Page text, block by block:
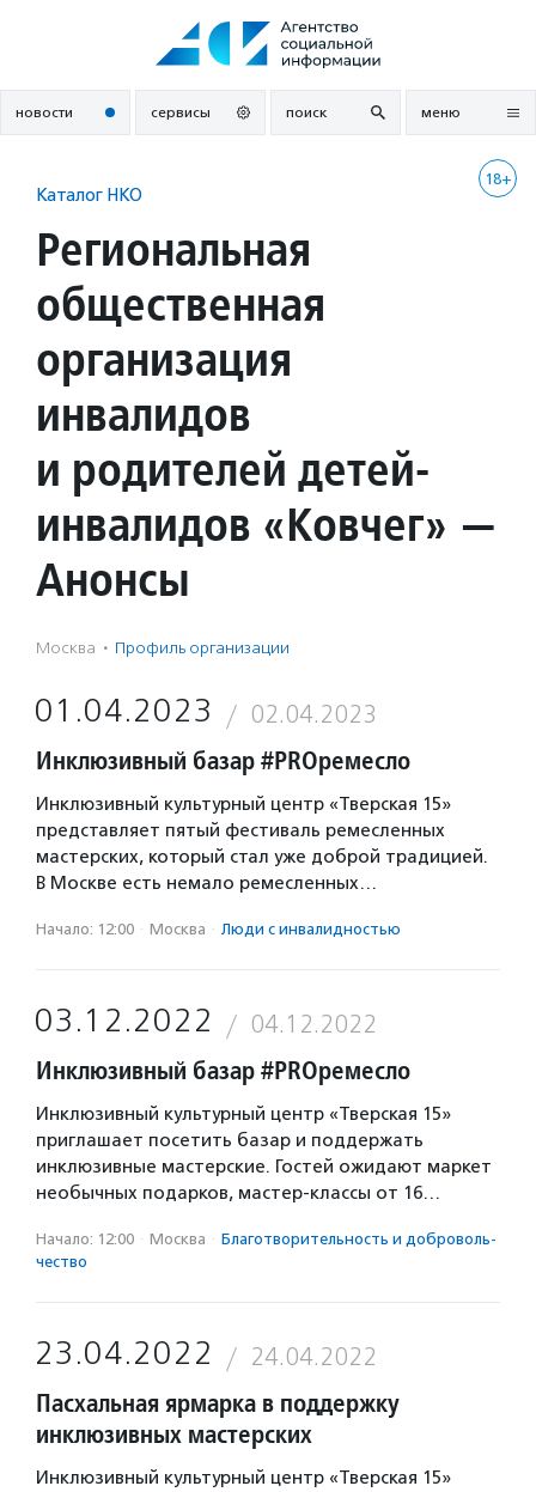
новости сервисы поиск меню
18+
Каталог НКО
Региональная
общественная
организация
инвалидов
и родителей детей-
инвалидов «Ковчег» —
Анонсы
Москва · Профиль организации
01.04.2023 02.04.2023
Инклюзивный базар #PROремесло
Инклюзивный культурный центр «Тверская 15»
представляет пятый фестиваль ремесленных
мастерских, который стал уже доброй традицией.
В Москве есть немало ремесленных…
Начало: 12:00 · Москва · Люди с инвалидностью
03.12.2022 04.12.2022
Инклюзивный базар #PROремесло
Инклюзивный культурный центр «Тверская 15»
приглашает посетить базар и поддержать
инклюзивные мастерские. Гостей ожидают маркет
необычных подарков, мастер-классы от 16…
Начало: 12:00 · Москва · Благотвори­тель­ность и доброволь­
чест­во
23.04.2022 24.04.2022
Пасхальная ярмарка в поддержку
инклюзивных мастерских
Инклюзивный культурный центр «Тверская 15»